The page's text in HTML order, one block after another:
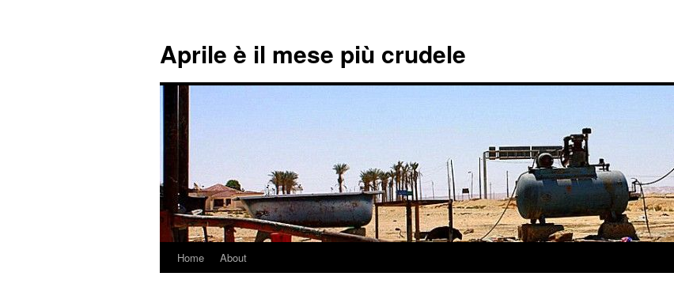
Aprile è il mese più crudele
SkipHome About